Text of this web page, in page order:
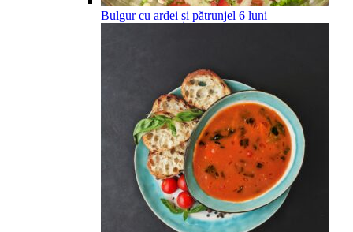
Bulgur cu ardei și pătrunjel 6 luni